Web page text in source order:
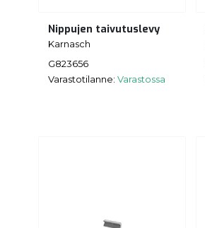
Nippujen taivutuslevy
Karnasch
G823656
Varastotilanne: Varastossa